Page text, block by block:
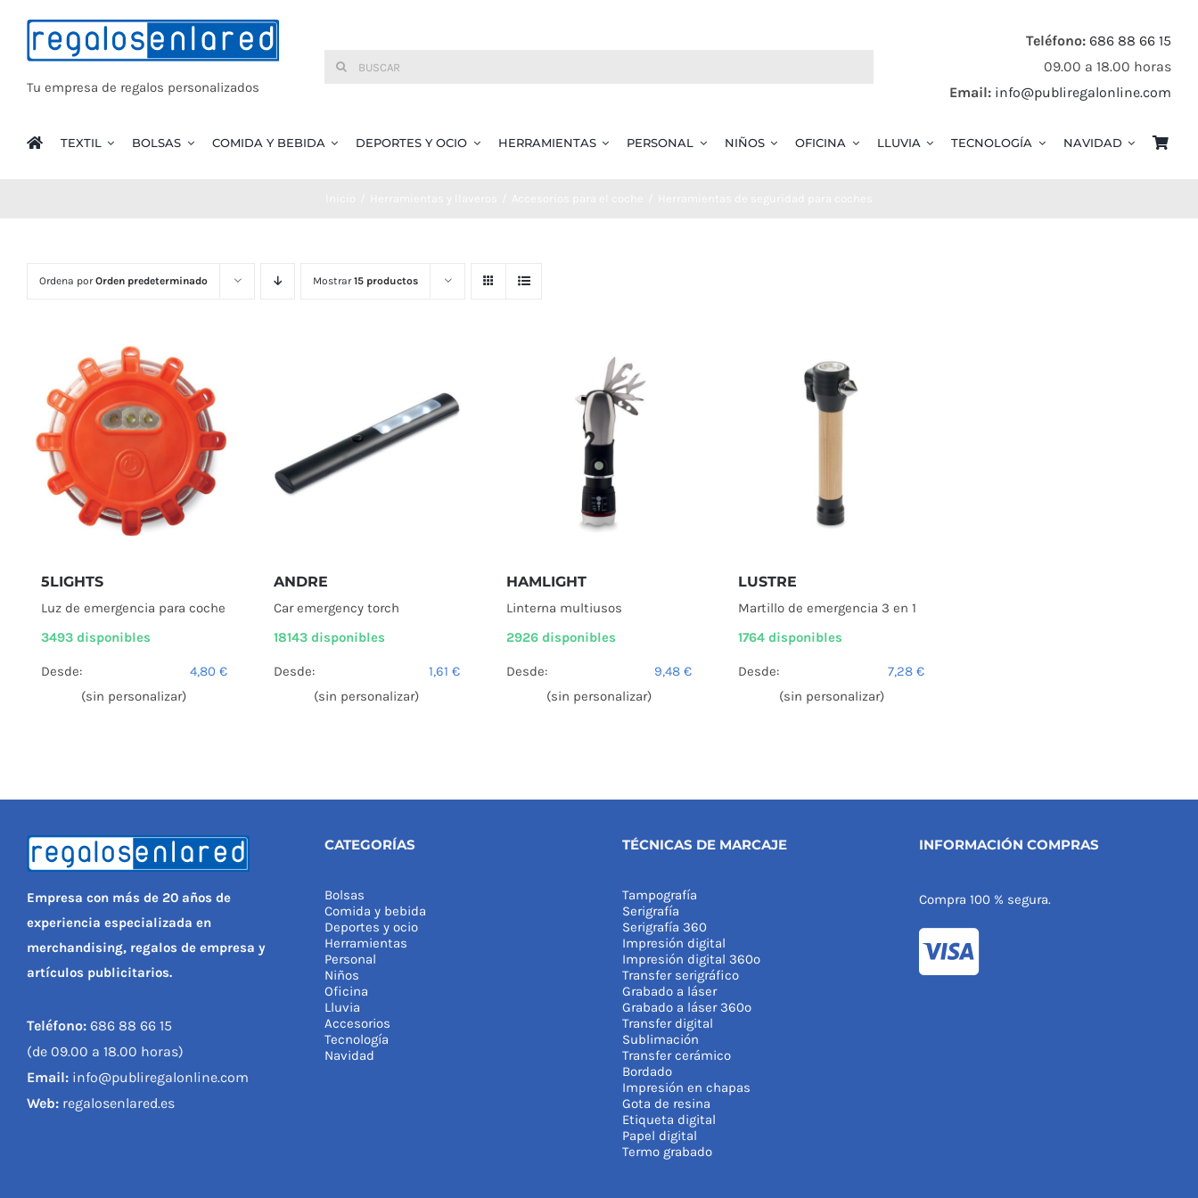
contenido
Tu empresa de regalos personalizados
Buscar:
Teléfono: 686 88 66 15
09.00 a 18.00 horas
Email: info@publiregalonline.com
TEXTIL BOLSAS COMIDA Y BEBIDA DEPORTES Y OCIO HERRAMIENTAS PERSONAL NIÑOS OFICINA LLUVIA TECNOLOGÍA NAVIDAD
Ordena porOrden predeterminado Mostrar15 productos
5LIGHTS
Luz de emergencia para coche
3493 disponibles
Desde: 4,80 €
(sin personalizar)
ANDRE
Car emergency torch
18143 disponibles
Desde: 1,61 €
(sin personalizar)
HAMLIGHT
Linterna multiusos
2926 disponibles
Desde: 9,48€
(sin personalizar)
LUSTRE
Martillo de emergencia 3 en 1
1764 disponibles
Desde: 7,28€
(sin personalizar)
Empresa con más de 20 años de
experiencia especializada en
merchandising, regalos de empresa y
artículos publicitarios.
Teléfono:686 88 66 15
(de 09.00 a 18.00 horas)
Email:info@publiregalonline.com
Web:regalosenlared.es
CATEGORÍAS
Bolsas
Comida y bebida
Deportes y ocio
Herramientas
Personal
Niños
Oficina
Lluvia
Accesorios
Tecnología
Navidad
TÉCNICAS DE MARCAJE
Tampografía
Serigrafía
Serigrafía 360
Impresión digital
Impresión digital 360º
Transfer serigráfico
Grabado a láser
Grabado a láser 360º
Transfer digital
Sublimación
Transfer cerámico
Bordado
Impresión en chapas
Gota de resina
Etiqueta digital
Papel digital
Termo grabado
INFORMACIÓN COMPRAS
Compra 100 % segura.